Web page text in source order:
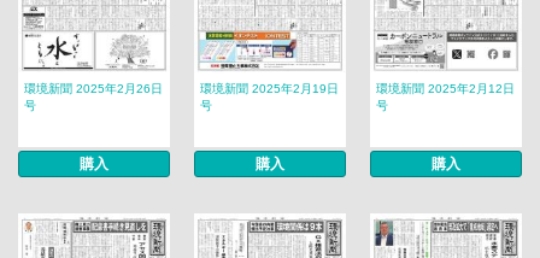
環境新聞 2025年2月26日
号
購入
環境新聞 2025年2月19日
号
購入
環境新聞 2025年2月12日
号
購入